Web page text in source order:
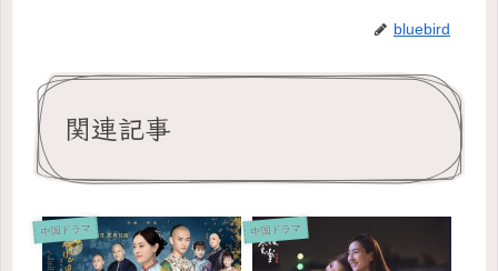
bluebird
関連記事
中国ドラマ 中国ドラマ